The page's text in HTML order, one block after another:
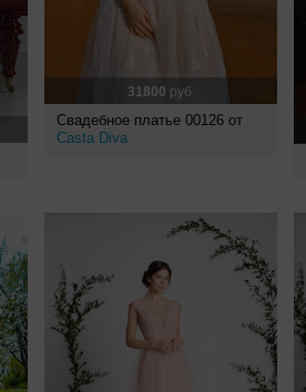
31800 руб.
Свадебное платье 00126 от
Casta Diva